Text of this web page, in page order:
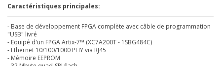
Caractéristiques principales:
- Base de développement FPGA complète avec câble de programmation
"USB" livré
- Equipé d'un FPGA Artix-7™ (XC7A200T - 1SBG484C)
- Ethernet 10/100/1000 PHY via RJ45
- Mémoire EEPROM